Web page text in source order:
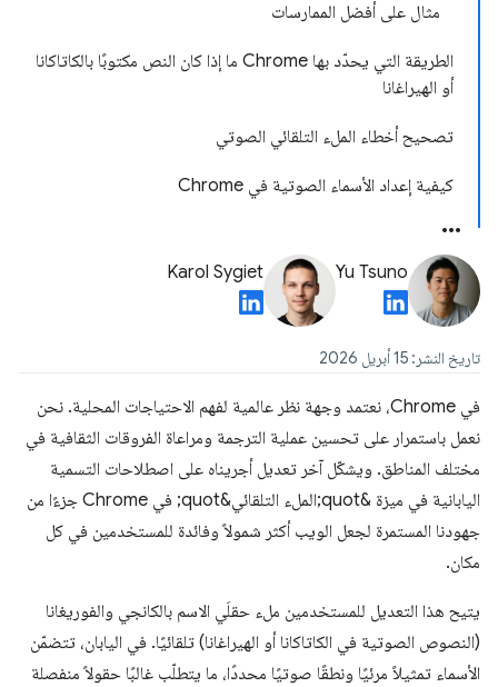
مثال على أفضل الممارسات
الطريقة التي يحدّد بها Chrome ما إذا كان النص مكتوبًا بالكاتاكانا
أو الهيراغانا
تصحيح أخطاء الملء التلقائي الصوتي
كيفية إعداد الأسماء الصوتية في Chrome
Yu Tsuno
Karol Sygiet
تاريخ النشر: 15 أبريل 2026
في Chrome، نعتمد وجهة نظر عالمية لفهم الاحتياجات المحلية. نحن
نعمل باستمرار على تحسين عملية الترجمة ومراعاة الفروقات الثقافية في
مختلف المناطق. ويشكّل آخر تعديل أجريناه على اصطلاحات التسمية
اليابانية في ميزة &quot;الملء التلقائي&quot; في Chrome جزءًا من
جهودنا المستمرة لجعل الويب أكثر شمولاً وفائدة للمستخدمين في كل
مكان.
يتيح هذا التعديل للمستخدمين ملء حقلَي الاسم بالكانجي والفوريغانا
(النصوص الصوتية في الكاتاكانا أو الهيراغانا) تلقائيًا. في اليابان، تتضمّن
الأسماء تمثيلاً مرئيًا ونطقًا صوتيًا محددًا، ما يتطلّب غالبًا حقولاً منفصلة